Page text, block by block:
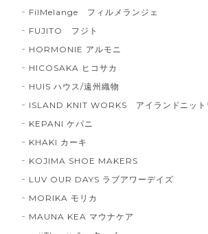
FilMelange フィルメランジェ
FUJITO フジト
HORMONIE アルモニ
HICOSAKA ヒコサカ
HUIS ハウス/遠州織物
ISLAND KNIT WORKS アイランドニット
KEPANI ケパニ
KHAKI カーキ
KOJIMA SHOE MAKERS
LUV OUR DAYS ラブアワーデイズ
MORIKA モリカ
MAUNA KEA マウナケア